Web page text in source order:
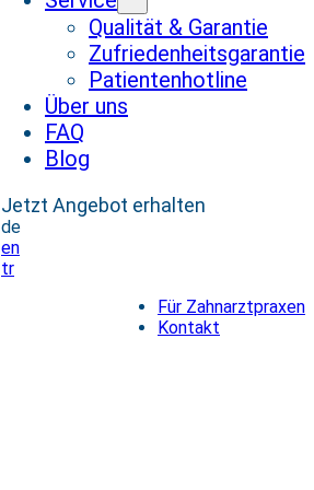
Qualität & Garantie
Zufriedenheitsgarantie
Patientenhotline
Über uns
FAQ
Blog
Jetzt Angebot erhalten
de
en
tr
Für Zahnarztpraxen
Kontakt